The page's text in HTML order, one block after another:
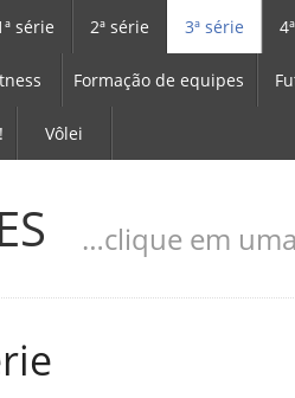
série 2ª série 3ª série
Formação de equipes
Vôlei
…clique em